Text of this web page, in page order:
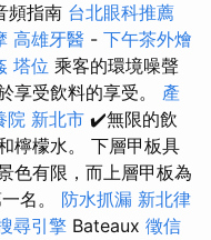
頻指南 台北眼科推薦
高雄牙醫 - 下午茶外燴
塔位 乘客的環境噪聲
享受飲料的享受。 產
院 新北市 ✔️無限的飲
檸檬水。 下層甲板具
色有限，而上層甲板為
名。 防水抓漏 新北律
尋引擎 Bateaux 徵信